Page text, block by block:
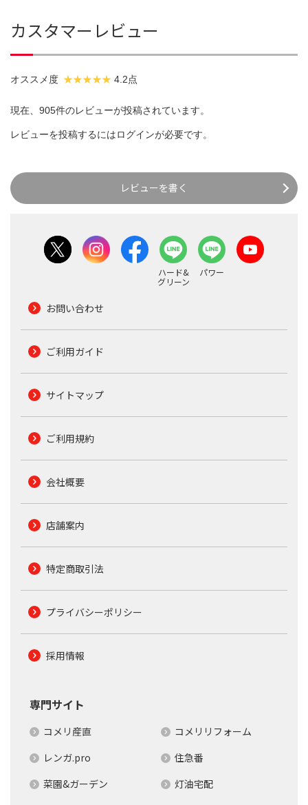
カスタマーレビュー
オススメ度 4.2点
現在、905件のレビューが投稿されています。
レビューを投稿するにはログインが必要です。
レビューを書く
ハード&
グリーン
パワー
お問い合わせ
ご利用ガイド
サイトマップ
ご利用規約
会社概要
店舗案内
特定商取引法
プライバシーポリシー
採用情報
専門サイト
コメリ産直
コメリリフォーム
レンガ.pro
住急番
菜園&ガーデン
灯油宅配